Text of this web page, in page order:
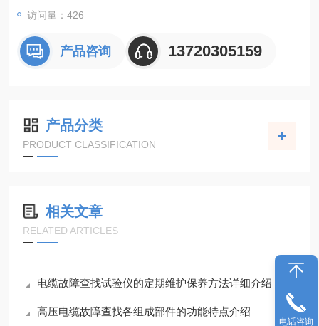
访问量：426
产品咨询 13720305159
产品分类
PRODUCT CLASSIFICATION
相关文章
RELATED ARTICLES
电缆故障查找试验仪的定期维护保养方法详细介绍
高压电缆故障查找各组成部件的功能特点介绍
电话咨询